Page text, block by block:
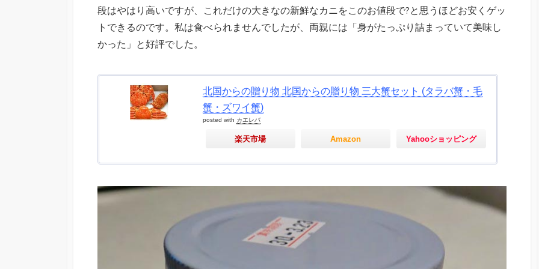
段はやはり高いですが、これだけの大きなの新鮮なカニをこのお値段で?と思うほどお安くゲッ
トできるのです。私は食べられませんでしたが、両親には「身がたっぷり詰まっていて美味し
かった」と好評でした。
北国からの贈り物 北国からの贈り物 三大蟹セット (タラバ蟹・毛
蟹・ズワイ蟹)
posted with カエレバ
楽天市場 Amazon Yahooショッピング